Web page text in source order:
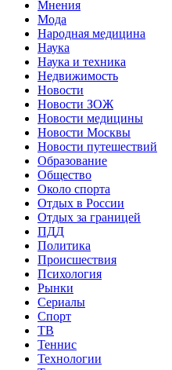
Мнения
Мода
Народная медицина
Наука
Наука и техника
Недвижимость
Новости
Новости ЗОЖ
Новости медицины
Новости Москвы
Новости путешествий
Образование
Общество
Около спорта
Отдых в России
Отдых за границей
ПДД
Политика
Происшествия
Психология
Рынки
Сериалы
Спорт
ТВ
Теннис
Технологии